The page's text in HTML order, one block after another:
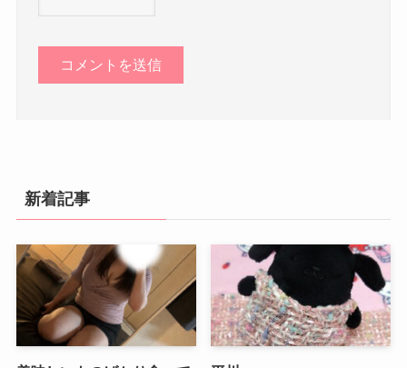
新着記事